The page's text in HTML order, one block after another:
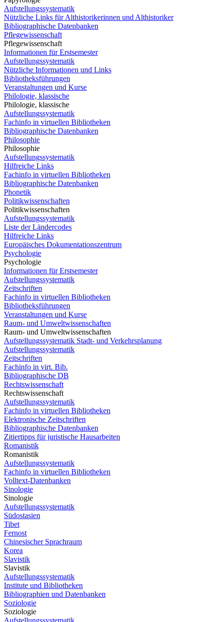
Aufstellungssystematik
Nützliche Links für Althistorikerinnen und Althistoriker
Bibliographische Datenbanken
Pflegewissenschaft
Pflegewissenschaft
Informationen für Erstsemester
Aufstellungssystematik
Nützliche Informationen und Links
Bibliotheksführungen
Veranstaltungen und Kurse
Philologie, klassische
Philologie, klassische
Aufstellungssystematik
Fachinfo in virtuellen Bibliotheken
Bibliographische Datenbanken
Philosophie
Philosophie
Aufstellungssystematik
Hilfreiche Links
Fachinfo in virtuellen Bibliotheken
Bibliographische Datenbanken
Phonetik
Politikwissenschaften
Politikwissenschaften
Aufstellungssystematik
Liste der Ländercodes
Hilfreiche Links
Europäisches Dokumentationszentrum
Psychologie
Psychologie
Informationen für Erstsemester
Aufstellungssystematik
Zeitschriften
Fachinfo in virtuellen Bibliotheken
Bibliotheksführungen
Veranstaltungen und Kurse
Raum- und Umweltwissenschaften
Raum- und Umweltwissenschaften
Aufstellungssystematik Stadt- und Verkehrsplanung
Aufstellungssystematik
Zeitschriften
Fachinfo in virt. Bib.
Bibliographische DB
Rechtswissenschaft
Rechtswissenschaft
Aufstellungssystematik
Fachinfo in virtuellen Bibliotheken
Elektronische Zeitschriften
Bibliographische Datenbanken
Zitiertipps für juristische Hausarbeiten
Romanistik
Romanistik
Aufstellungssystematik
Fachinfo in virtuellen Bibliotheken
Volltext-Datenbanken
Sinologie
Sinologie
Aufstellungssystematik
Südostasien
Tibet
Fernost
Chinesischer Sprachraum
Korea
Slavistik
Slavistik
Aufstellungssystematik
Institute und Bibliotheken
Bibliographien und Datenbanken
Soziologie
Soziologie
Aufstellungssystematik